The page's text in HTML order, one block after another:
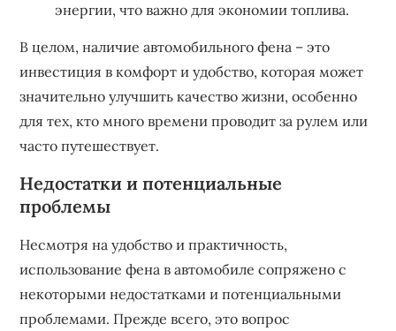
энергии, что важно для экономии топлива.
В целом, наличие автомобильного фена – это
инвестиция в комфорт и удобство, которая может
значительно улучшить качество жизни, особенно
для тех, кто много времени проводит за рулем или
часто путешествует.
Недостатки и потенциальные
проблемы
Несмотря на удобство и практичность,
использование фена в автомобиле сопряжено с
некоторыми недостатками и потенциальными
проблемами. Прежде всего, это вопрос